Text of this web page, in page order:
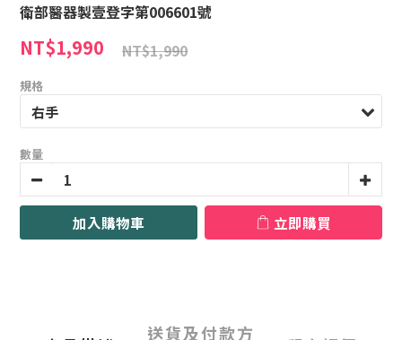
衛部醫器製壹登字第006601號
NT$1,990 NT$1,990
規格
數量
加入購物車 立即購買
送貨及付款方